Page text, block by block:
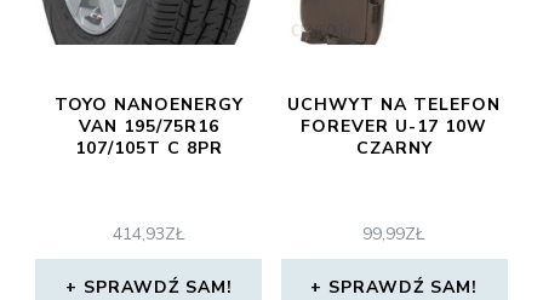
TOYO NANOENERGY
VAN 195/75R16
107/105T C 8PR
414,93ZŁ
SPRAWDŹ SAM!
UCHWYT NA TELEFON
FOREVER U-17 10W
CZARNY
99,99ZŁ
SPRAWDŹ SAM!